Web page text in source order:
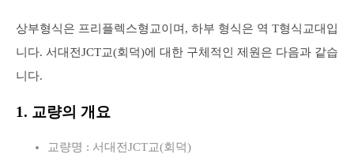
상부형식은 프리플렉스형교이며, 하부 형식은 역 T형식교대입
니다. 서대전JCT교(회덕)에 대한 구체적인 제원은 다음과 같습
니다.
1. 교량의 개요
교량명 : 서대전JCT교(회덕)